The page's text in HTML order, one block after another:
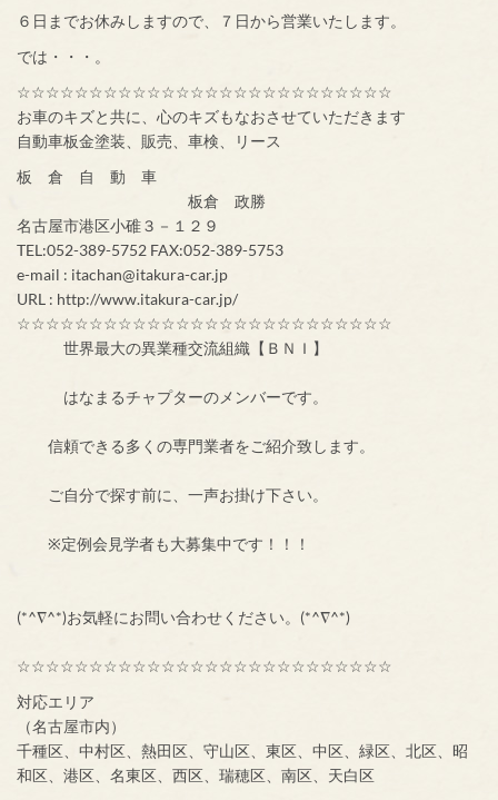
６日までお休みしますので、７日から営業いたします。
では・・・。
☆☆☆☆☆☆☆☆☆☆☆☆☆☆☆☆☆☆☆☆☆☆☆☆☆☆
お車のキズと共に、心のキズもなおさせていただきます
自動車板金塗装、販売、車検、リース
板 倉 自 動 車
板倉 政勝
名古屋市港区小碓３－１２９
TEL:052-389-5752 FAX:052-389-5753
e-mail : itachan@itakura-car.jp
URL : http://www.itakura-car.jp/
☆☆☆☆☆☆☆☆☆☆☆☆☆☆☆☆☆☆☆☆☆☆☆☆☆☆
世界最大の異業種交流組織【ＢＮＩ】
はなまるチャプターのメンバーです。
信頼できる多くの専門業者をご紹介致します。
ご自分で探す前に、一声お掛け下さい。
※定例会見学者も大募集中です！！！
(*^∇^*)お気軽にお問い合わせください。(*^∇^*)
☆☆☆☆☆☆☆☆☆☆☆☆☆☆☆☆☆☆☆☆☆☆☆☆☆☆
対応エリア
（名古屋市内）
千種区、中村区、熱田区、守山区、東区、中区、緑区、北区、昭
和区、港区、名東区、西区、瑞穂区、南区、天白区